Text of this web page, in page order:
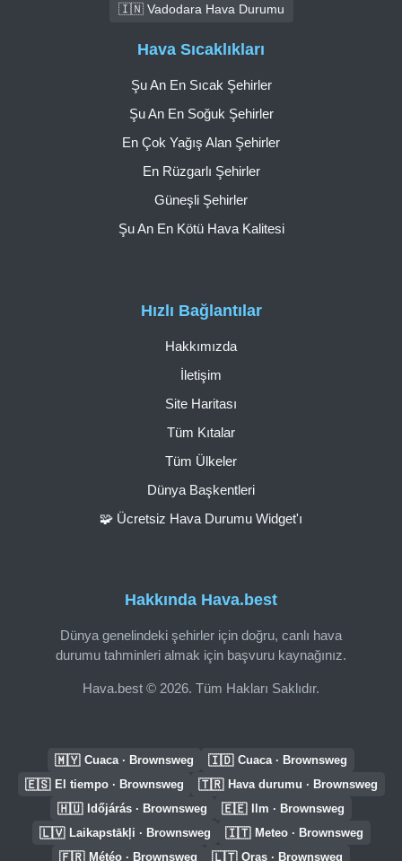
🇮🇳 Vadodara Hava Durumu
Hakkında Hava.best
Dünya genelindeki şehirler için doğru, canlı hava
durumu tahminleri almak için başvuru kaynağınız.
Hava.best © 2026. Tüm Hakları Saklıdır.
Hızlı Bağlantılar
Hakkımızda
İletişim
Site Haritası
Tüm Kıtalar
Tüm Ülkeler
Dünya Başkentleri
🧩 Ücretsiz Hava Durumu Widget'ı
Hava Sıcaklıkları
Şu An En Sıcak Şehirler
Şu An En Soğuk Şehirler
En Çok Yağış Alan Şehirler
En Rüzgarlı Şehirler
Güneşli Şehirler
Şu An En Kötü Hava Kalitesi
🇲🇾 Cuaca · Brownsweg 🇮🇩 Cuaca · Brownsweg
🇪🇸 El tiempo · Brownsweg 🇹🇷 Hava durumu · Brownsweg
🇭🇺 Időjárás · Brownsweg 🇪🇪 Ilm · Brownsweg
🇱🇻 Laikapstākļi · Brownsweg 🇮🇹 Meteo · Brownsweg
🇫🇷 Météo · Brownsweg 🇱🇹 Oras · Brownsweg